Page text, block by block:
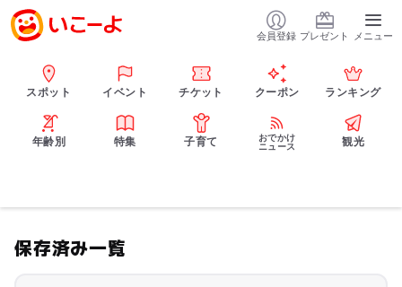
会員登録 プレゼント メニュー
スポット イベント チケット クーポン ランキング
年齢別 特集 子育て
おでかけ
ニュース
観光
保存済み一覧